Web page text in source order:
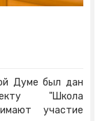
Думе был дан
"Школа
участие